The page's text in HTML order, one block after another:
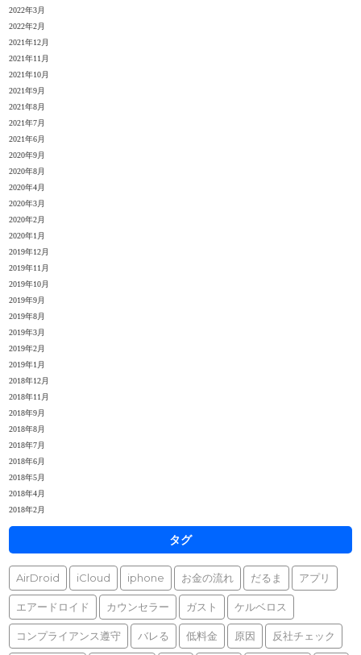
2022年3月
2022年2月
2021年12月
2021年11月
2021年10月
2021年9月
2021年8月
2021年7月
2021年6月
2020年9月
2020年8月
2020年4月
2020年3月
2020年2月
2020年1月
2019年12月
2019年11月
2019年10月
2019年9月
2019年8月
2019年3月
2019年2月
2019年1月
2018年12月
2018年11月
2018年9月
2018年8月
2018年7月
2018年6月
2018年5月
2018年4月
2018年2月
タグ
AirDroid iCloud iphone お金の流れ だるま アプリ
エアードロイド カウンセラー ガスト ケルベロス
コンプライアンス遵守 バレる 低料金 原因 反社チェック